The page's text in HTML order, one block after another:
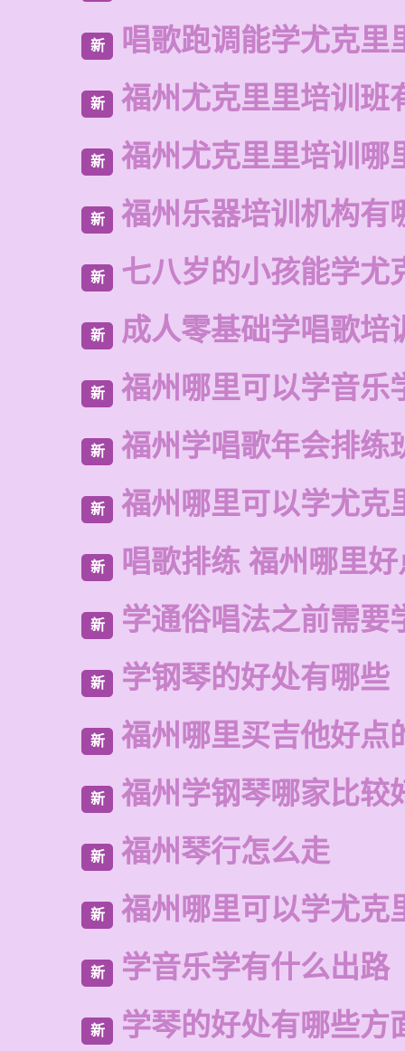
新 唱歌跑调能学尤克里
新 福州尤克里里培训班
新 福州尤克里里培训哪
新 福州乐器培训机构有
新 七八岁的小孩能学尤
新 成人零基础学唱歌培
新 福州哪里可以学音乐
新 福州学唱歌年会排练
新 福州哪里可以学尤克
新 唱歌排练 福州哪里
新 学通俗唱法之前需要
新 学钢琴的好处有哪些
新 福州哪里买吉他好点
新 福州学钢琴哪家比较
新 福州琴行怎么走
新 福州哪里可以学尤克
新 学音乐学有什么出路
新 学琴的好处有哪些方